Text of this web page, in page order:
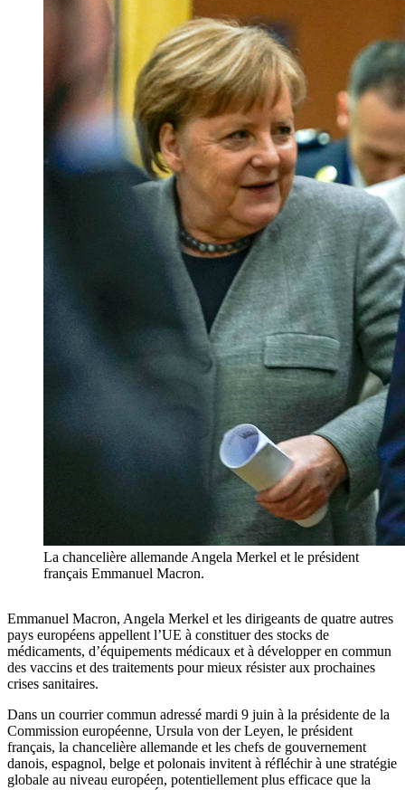
La chancelière allemande Angela Merkel et le président
français Emmanuel Macron.
Emmanuel Macron, Angela Merkel et les dirigeants de quatre autres
pays européens appellent l’UE à constituer des stocks de
médicaments, d’équipements médicaux et à développer en commun
des vaccins et des traitements pour mieux résister aux prochaines
crises sanitaires.
Dans un courrier commun adressé mardi 9 juin à la présidente de la
Commission européenne, Ursula von der Leyen, le président
français, la chancelière allemande et les chefs de gouvernement
danois, espagnol, belge et polonais invitent à réfléchir à une stratégie
globale au niveau européen, potentiellement plus efficace que la